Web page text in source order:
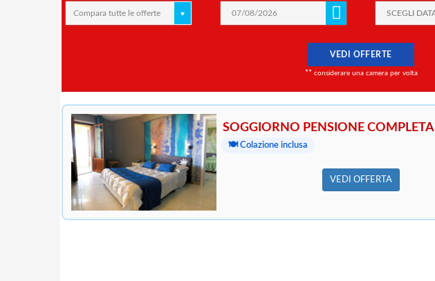
Compara tutte le offerte
VEDI OFFERTE
** considerare una camera per volta
SOGGIORNO PENSIONE COMPLETA
🍽️ Colazione inclusa
VEDI OFFERTA